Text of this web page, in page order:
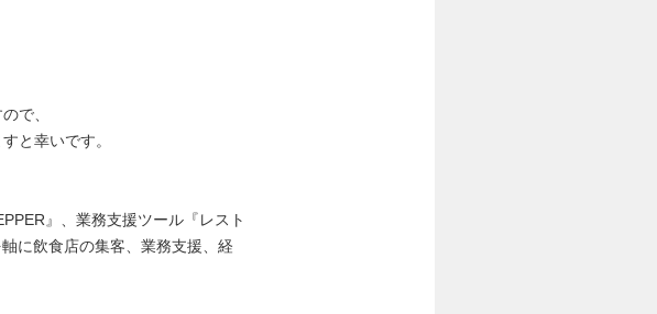
で、
と幸いです。
』、業務支援ツール『レスト
に飲食店の集客、業務支援、経